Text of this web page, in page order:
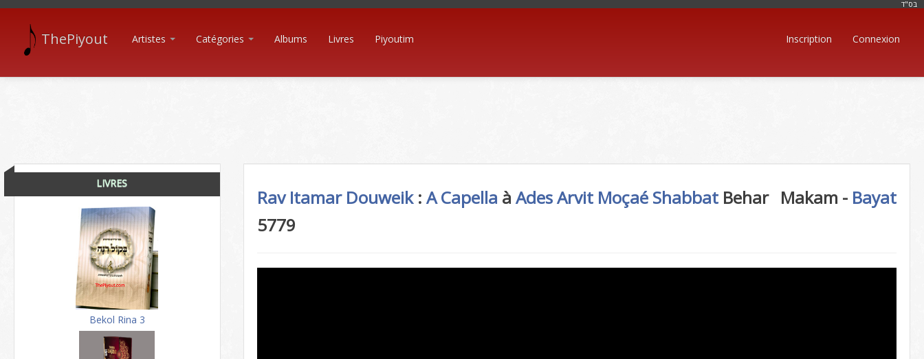
בּס"ד
ThePiyout Artistes Catégories Albums Livres Piyoutim Inscription Connexion
LIVRES
Bekol Rina 3
Rav Itamar Douweik:A Capella àAdesArvit Moçaé Shabbat Makam - Bayat
Behar
5779